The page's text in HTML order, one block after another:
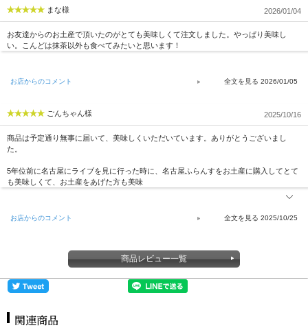
まな様 2026/01/04
お友達からのお土産で頂いたのがとても美味しくて注文しました。やっぱり美味し
い。こんどは抹茶以外も食べてみたいと思います！
お店からのコメント 2026/01/05
ごんちゃん様 2025/10/16
商品は予定通り無事に届いて、美味しくいただいています。ありがとうございまし
た。
5年位前に名古屋にライブを見に行った時に、名古屋ふらんすをお土産に購入してとて
も美味しくて、お土産をあげた方も美味
お店からのコメント 2025/10/25
商品レビュー一覧
関連商品